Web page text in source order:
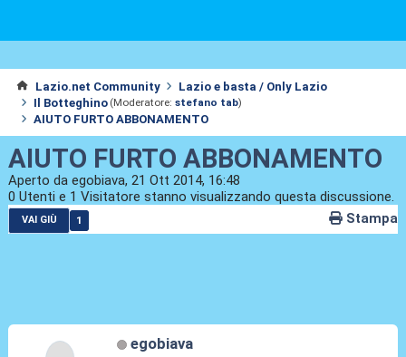
Lazio.net Community
Lazio e basta / Only Lazio
Il Botteghino (Moderatore: stefano tab)
AIUTO FURTO ABBONAMENTO
AIUTO FURTO ABBONAMENTO
Aperto da egobiava, 21 Ott 2014, 16:48
0 Utenti e 1 Visitatore stanno visualizzando questa discussione.
VAI GIÙ 1 Stampa
egobiava